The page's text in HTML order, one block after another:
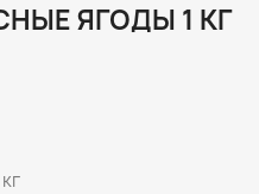
ЯГОДЫ 1 КГ